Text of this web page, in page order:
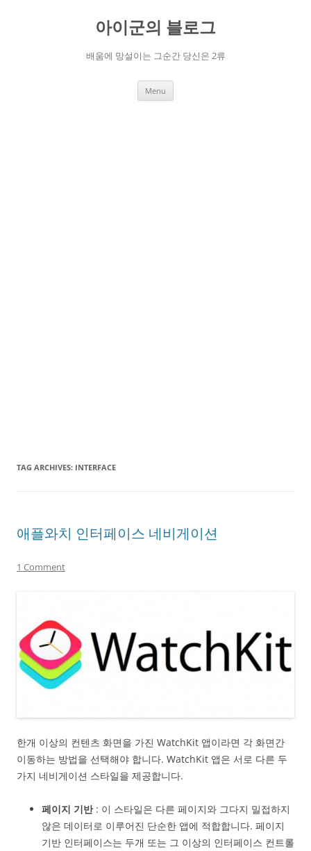
아이군의 블로그
배움에 망설이는 그순간 당신은 2류
Menu
TAG ARCHIVES: INTERFACE
애플와치 인터페이스 네비게이션
1 Comment
한개 이상의 컨텐츠 화면을 가진 WatchKit 앱이라면 각 화면간
이동하는 방법을 선택해야 합니다. WatchKit 앱은 서로 다른 두
가지 네비게이션 스타일을 제공합니다.
페이지 기반: 이 스타일은 다른 페이지와 그다지 밀접하지
않은 데이터로 이루어진 단순한 앱에 적합합니다. 페이지
기반 인터페이스는 두개 또는 그 이상의 인터페이스 컨트롤